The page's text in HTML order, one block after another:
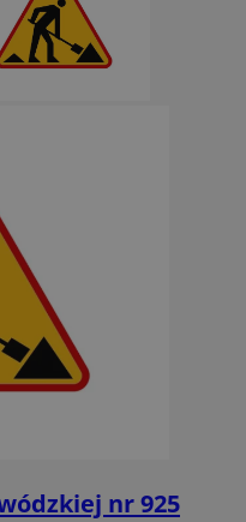
nr 925